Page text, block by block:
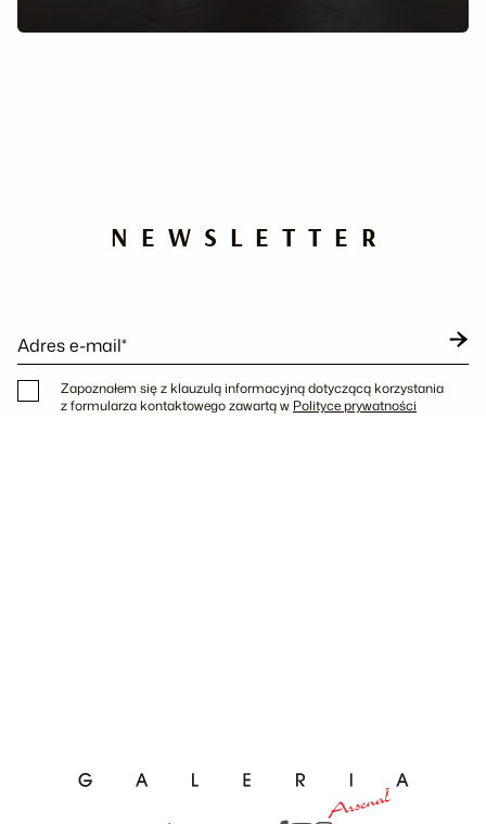
NEWSLETTER
Adres e-mail*
Zapoznałem się z klauzulą informacyjną dotyczącą korzystania
z formularza kontaktowego zawartą w Polityce prywatności